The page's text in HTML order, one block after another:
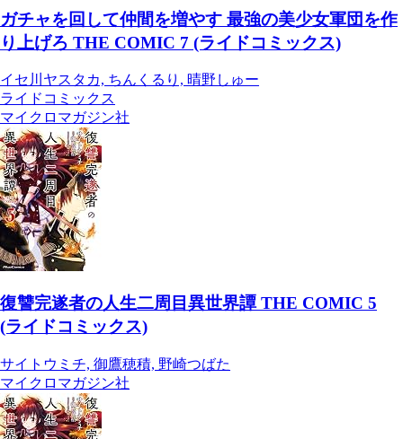
ガチャを回して仲間を増やす 最強の美少女軍団を作
り上げろ THE COMIC 7 (ライドコミックス)
イセ川ヤスタカ, ちんくるり, 晴野しゅー
ライドコミックス
マイクロマガジン社
復讐完遂者の人生二周目異世界譚 THE COMIC 5
(ライドコミックス)
サイトウミチ, 御鷹穂積, 野崎つばた
マイクロマガジン社